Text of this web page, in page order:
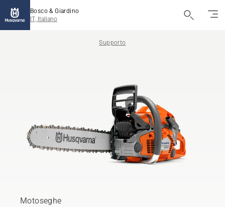
Bosco & Giardino
IT, Italiano
Supporto
Motoseghe